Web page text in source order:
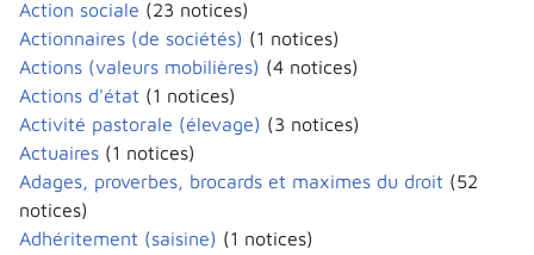
Action sociale (23 notices)
Actionnaires (de sociétés) (1 notices)
Actions (valeurs mobilières) (4 notices)
Actions d'état (1 notices)
Activité pastorale (élevage) (3 notices)
Actuaires (1 notices)
Adages, proverbes, brocards et maximes du droit (52
notices)
Adhéritement (saisine) (1 notices)